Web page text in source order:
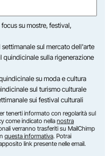
focus su mostre, festival,
settimanale sul mercato dell'arte
quindicinale sulla rigenerazione
su moda e cultura
sul turismo culturale
sui festival culturali
tenerti informato con regolarità sul
come indicato nella nostra
verranno trasferiti su MailChimp
questa informativa. Potrai
link presente nelle email.